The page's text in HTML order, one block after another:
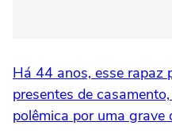
Há 44 anos, esse rapaz
presentes de
polêmica por uma grave